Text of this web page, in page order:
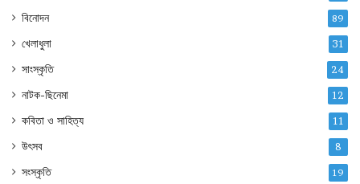
বিনোদন 89
খেলাধুলা 31
সাংস্কৃতি 24
নাটক-ছিনেমা 12
কবিতা ও সাহিত্য 11
উৎসব 8
সংস্কৃতি 19